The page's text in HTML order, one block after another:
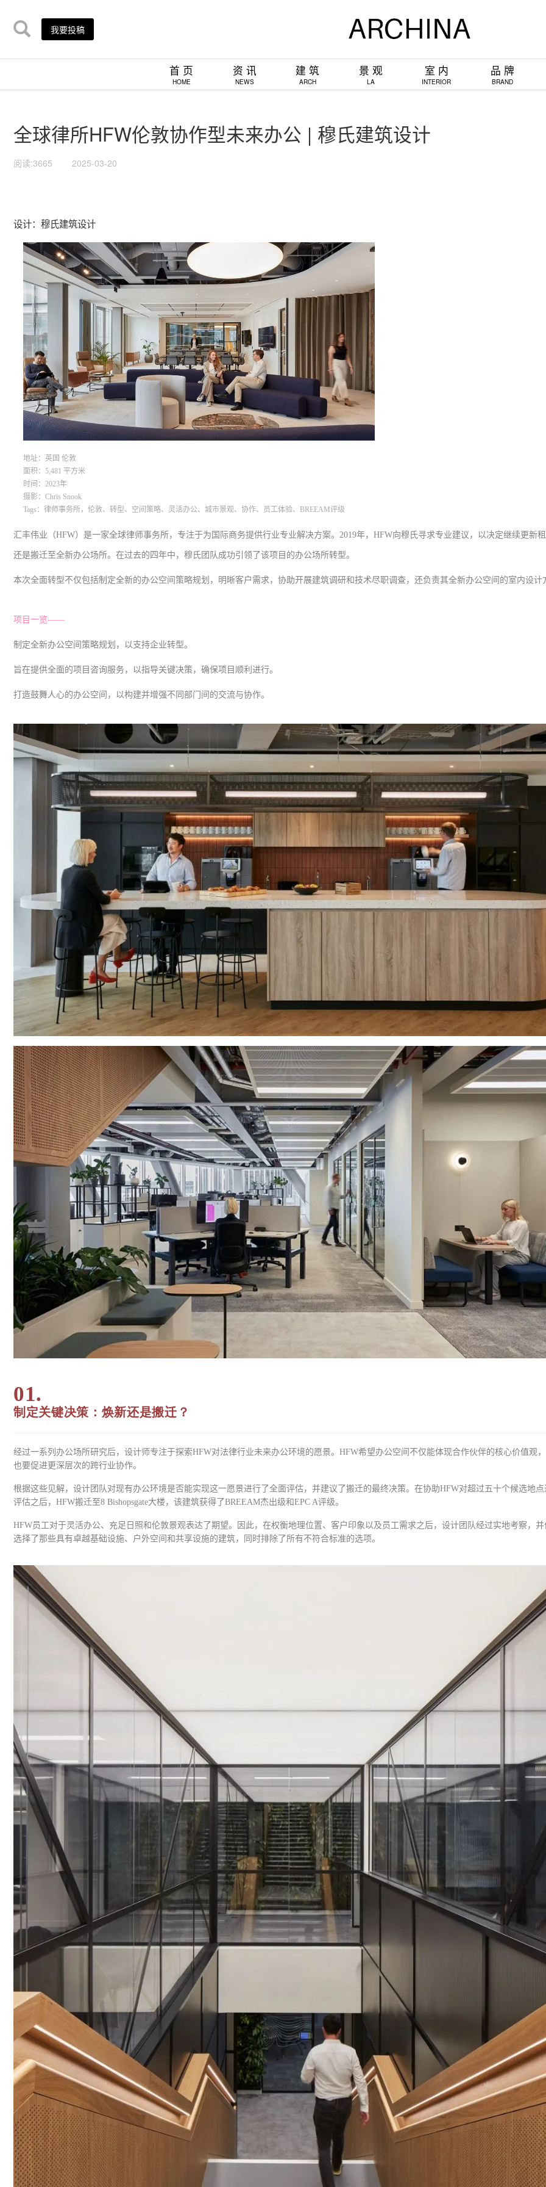
我要投稿
首 页
HOME
资 讯
NEWS
建 筑
ARCH
景 观
LA
室 内
INTERIOR
品 牌
BRAND
全球律所HFW伦敦协作型未来办公 | 穆氏建筑设计
阅读:3665 2025-03-20
设计：穆氏建筑设计
地址：英国 伦敦
面积：5,481 平方米
时间：2023年
摄影： Chris Snook
Tags： 律师事务所，伦敦、转型、空间策略、灵活办公、城市景观、协作、员工体验、BREEAM评级
汇丰伟业（HFW）是一家全球律师事务所，专注于为国际商务提供行业专业解决方案。2019年，HFW向穆氏寻求专业建议，以决定继续更新
还是搬迁至全新办公场所。在过去的四年中，穆氏团队成功引领了该项目的办公场所转型。
本次全面转型不仅包括制定全新的办公空间策略规划，明晰客户需求，协助开展建筑调研和技术尽职调查，还负责其全新办公空间的室内设计
项目一览——
制定全新办公空间策略规划，以支持企业转型。
旨在提供全面的项目咨询服务，以指导关键决策，确保项目顺利进行。
打造鼓舞人心的办公空间，以构建并增强不同部门间的交流与协作。
01.
制定关键决策：焕新还是搬迁？
经过一系列办公场所研究后，设计师专注于探索HFW对法律行业未来办公环境的愿景。HFW希望办公空间不仅能体现合作伙伴的核心价值观
也要促进更深层次的跨行业协作。
根据这些见解，设计团队对现有办公环境是否能实现这一愿景进行了全面评估，并建议了搬迁的最终决策。在协助HFW对超过五十个候选地点
评估之后，HFW搬迁至8 Bishopsgate大楼，该建筑获得了BREEAM杰出级和EPC A评级。
HFW员工对于灵活办公、充足日照和伦敦景观表达了期望。因此，在权衡地理位置、客户印象以及员工需求之后， 设计团队经过实地考察，并
选择了那些具有卓越基础设施、户外空间和共享设施的建筑，同时排除了所有不符合标准的选项。